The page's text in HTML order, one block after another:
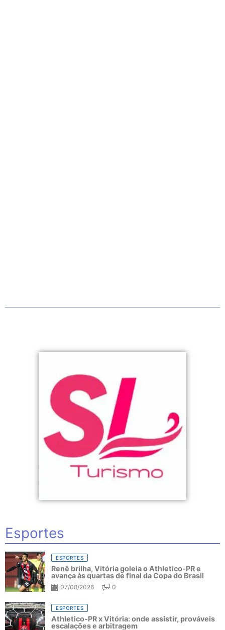
Esportes
ESPORTES
Renê brilha, Vitória goleia o Athletico-PR e
avança às quartas de final da Copa do Brasil
07/08/2026 0
ESPORTES
Athletico-PR x Vitória: onde assistir, prováveis
escalações e arbitragem